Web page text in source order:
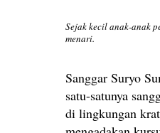
Sejak kecil anak-anak
menari.
Sanggar Suryo
satu-satunya
di lingkungan